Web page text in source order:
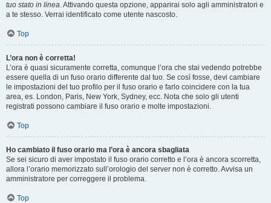
tuo stato in linea. Attivando questa opzione, apparirai solo agli amministratori e
a te stesso. Verrai identificato come utente nascosto.
Top
L’ora non è corretta!
L’ora è quasi sicuramente corretta, comunque l’ora che stai vedendo potrebbe
essere quella di un fuso orario differente dal tuo. Se così fosse, devi cambiare
le impostazioni del tuo profilo per il fuso orario e farlo coincidere con la tua
area, es. London, Paris, New York, Sydney, ecc. Nota che solo gli utenti
registrati possono cambiare il fuso orario e molte impostazioni.
Top
Ho cambiato il fuso orario ma l’ora è ancora sbagliata
Se sei sicuro di aver impostato il fuso orario corretto e l’ora è ancora scorretta,
allora l’orario memorizzato sull’orologio del server non è corretto. Avvisa un
amministratore per correggere il problema.
Top